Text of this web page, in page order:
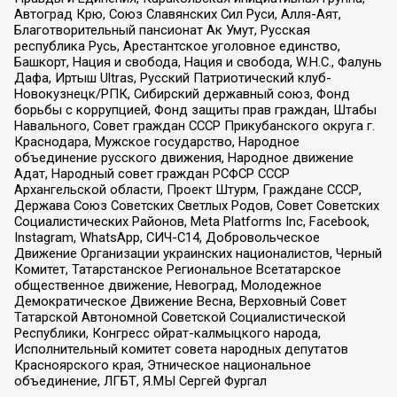
Автоград Крю, Союз Славянских Сил Руси, Алля-Аят,
Благотворительный пансионат Ак Умут, Русская
республика Русь, Арестантское уголовное единство,
Башкорт, Нация и свобода, Нация и свобода, W.H.С., Фалунь
Дафа, Иртыш Ultras, Русский Патриотический клуб-
Новокузнецк/РПК, Сибирский державный союз, Фонд
борьбы с коррупцией, Фонд защиты прав граждан, Штабы
Навального, Совет граждан СССР Прикубанского округа г.
Краснодара, Мужское государство, Народное
объединение русского движения, Народное движение
Адат, Народный совет граждан РСФСР СССР
Архангельской области, Проект Штурм, Граждане СССР,
Держава Союз Советских Светлых Родов, Совет Советских
Социалистических Районов, Meta Platforms Inc, Facebook,
Instagram, WhatsApp, СИЧ-С14, Добровольческое
Движение Организации украинских националистов, Черный
Комитет, Татарстанское Региональное Всетатарское
общественное движение, Невоград, Молодежное
Демократическое Движение Весна, Верховный Совет
Татарской Автономной Советской Социалистической
Республики, Конгресс ойрат-калмыцкого народа,
Исполнительный комитет совета народных депутатов
Красноярского края, Этническое национальное
объединение, ЛГБТ, Я.МЫ Сергей Фургал